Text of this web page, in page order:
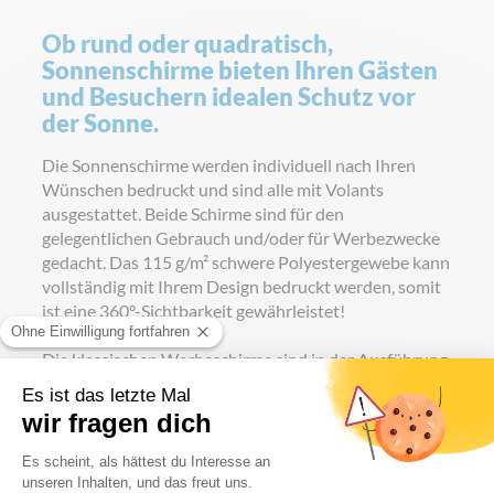
Ob rund oder quadratisch,
Sonnenschirme bieten Ihren Gästen
und Besuchern idealen Schutz vor
der Sonne.
Die Sonnenschirme werden individuell nach Ihren
Wünschen bedruckt und sind alle mit Volants
ausgestattet. Beide Schirme sind für den
gelegentlichen Gebrauch und/oder für Werbezwecke
gedacht. Das 115 g/m² schwere Polyestergewebe kann
vollständig mit Ihrem Design bedruckt werden, somit
ist eine 360°-Sichtbarkeit gewährleistet!
Die klassischen Werbeschirme sind in der Ausführung
Rondo im Durchmesser 180 cm und 200 cm und in der
Ausführung Square
125 cm x 125 cm oder 135 cm x
135 cm erhältlich. Beide Schirme sind mit einer
Neigungsvorrichtung ausgestattet.